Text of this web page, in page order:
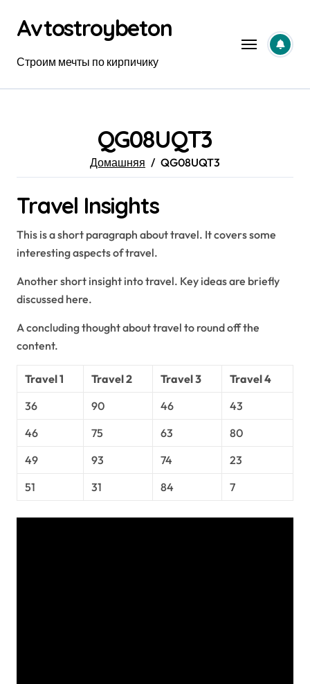
содержанию
Avtostroybeton
Строим мечты по кирпичику
QG08UQT3
Домашняя QG08UQT3
Travel Insights
This is a short paragraph about travel. It covers some
interesting aspects of travel.
Another short insight into travel. Key ideas are briefly
discussed here.
A concluding thought about travel to round off the
content.
Travel 1 Travel 2 Travel 3
Travel 4
36
90 46
43
46
75 63
80
49
93 74
23
51
31 84 7